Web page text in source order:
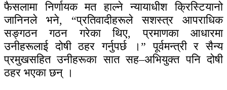
फैसलामा निर्णायक मत हाल्ने न्यायाधीश क्रिस्टियानो
जानिनले भने, “प्रतिवादीहरूले सशस्त्र आपराधिक
सङ्गठन गठन गरेका थिए, प्रमाणका आधारमा
उनीहरूलाई दोषी ठहर गर्नुपर्छ ।” पूर्वमन्त्री र सैन्य
प्रमुखसहित उनीहरूका सात सह–अभियुक्त पनि दोषी
ठहर भएका छन् ।